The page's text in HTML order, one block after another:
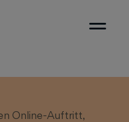
Online-Auftritt,